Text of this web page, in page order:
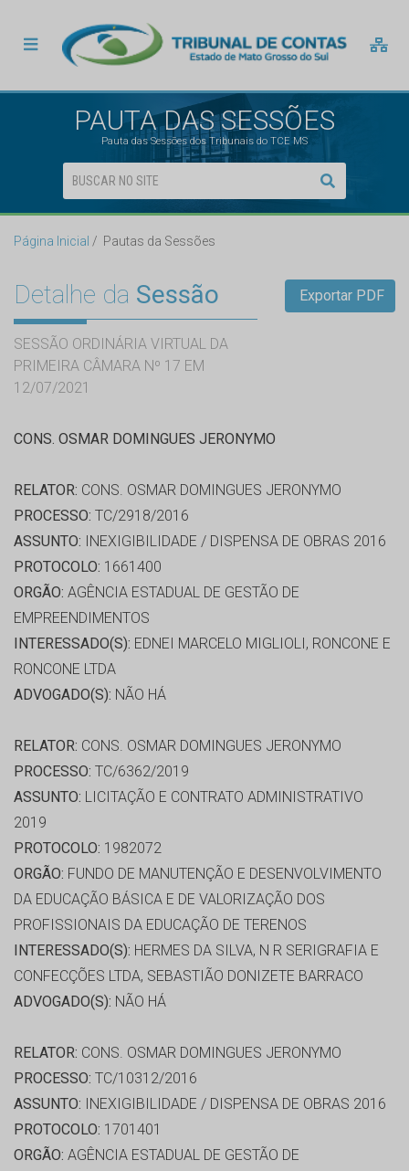
PAUTA DAS SESSÕES
Pauta das Sessões dos Tribunais do TCE MS
Página Inicial Pautas da Sessões
Detalhe da Sessão
SESSÃO ORDINÁRIA VIRTUAL DA
PRIMEIRA CÂMARA Nº 17 EM
12/07/2021
Exportar PDF
CONS. OSMAR DOMINGUES JERONYMO
RELATOR: CONS. OSMAR DOMINGUES JERONYMO
PROCESSO: TC/2918/2016
ASSUNTO: INEXIGIBILIDADE / DISPENSA DE OBRAS 2016
PROTOCOLO: 1661400
ORGÃO: AGÊNCIA ESTADUAL DE GESTÃO DE
EMPREENDIMENTOS
INTERESSADO(S): EDNEI MARCELO MIGLIOLI, RONCONE E
RONCONE LTDA
ADVOGADO(S): NÃO HÁ
RELATOR: CONS. OSMAR DOMINGUES JERONYMO
PROCESSO: TC/6362/2019
ASSUNTO: LICITAÇÃO E CONTRATO ADMINISTRATIVO
2019
PROTOCOLO: 1982072
ORGÃO: FUNDO DE MANUTENÇÃO E DESENVOLVIMENTO
DA EDUCAÇÃO BÁSICA E DE VALORIZAÇÃO DOS
PROFISSIONAIS DA EDUCAÇÃO DE TERENOS
INTERESSADO(S): HERMES DA SILVA, N R SERIGRAFIA E
CONFECÇÕES LTDA, SEBASTIÃO DONIZETE BARRACO
ADVOGADO(S): NÃO HÁ
RELATOR: CONS. OSMAR DOMINGUES JERONYMO
PROCESSO: TC/10312/2016
ASSUNTO: INEXIGIBILIDADE / DISPENSA DE OBRAS 2016
PROTOCOLO: 1701401
ORGÃO: AGÊNCIA ESTADUAL DE GESTÃO DE